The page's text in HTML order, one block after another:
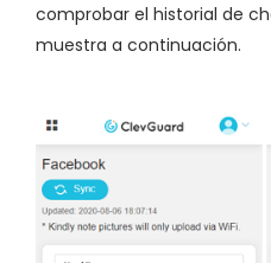
comprobar el historial de
muestra a continuación.